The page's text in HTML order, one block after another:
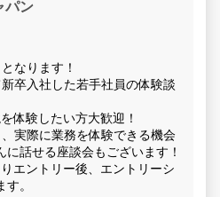
パン
なります！
卒入社した若手社員の体験談
体験したい方大歓迎！
実際に業務を体験できる機会
話せる座談会もございます！
エントリー後、エントリーシ
。